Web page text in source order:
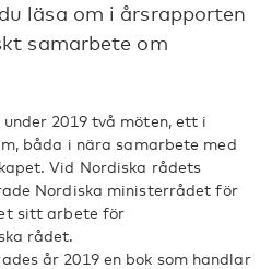
läsa om i årsrapporten
samarbete om
2019 två möten, ett i
båda i nära samarbete med
Vid Nordiska rådets
Nordiska ministerrådet för
sitt arbete för
rådet.
år 2019 en bok som handlar